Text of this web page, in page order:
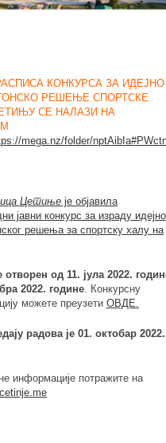
КОНКУРСА ЗА ИДЕЈНО
РЕШЕЊЕ СПОРТСКЕ
СЕ НАЛАЗИ НА
mega.nz/folder/
Цетиње је објавила
јавни конкурс за израду
решења за спортску халу на
отворен од 11. јула 2022.
2022. године. Конкурсну
можете преузети ОВДЕ.
радова је 01. октобар 2022.
информације потражите на